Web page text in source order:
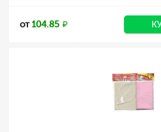
от104.85